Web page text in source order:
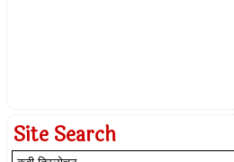
Site Search